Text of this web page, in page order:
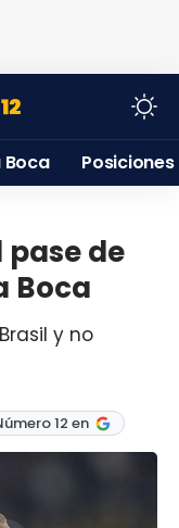
Boca Posiciones
pase de
Boca
y no
12 en